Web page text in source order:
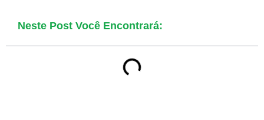
Neste Post Você Encontrará: